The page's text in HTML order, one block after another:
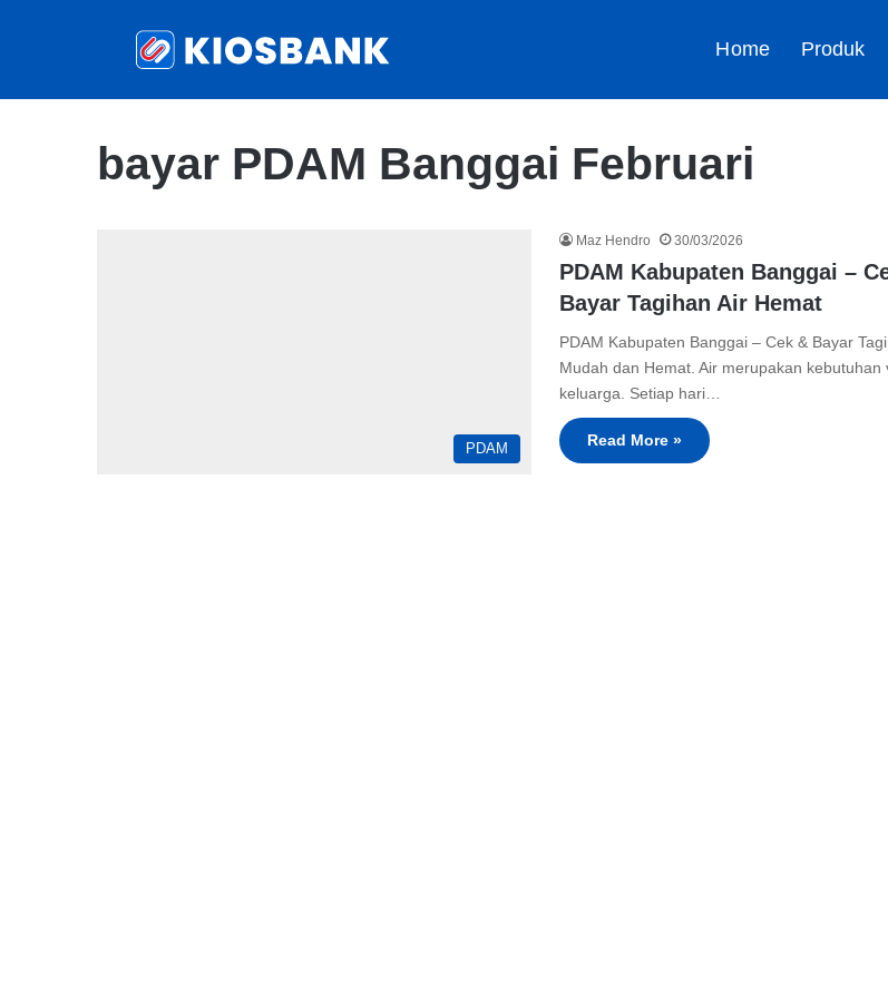
Home Produk
bayar PDAM Banggai Februari
PDAM
Maz Hendro 30/03/2026
PDAM Kabupaten Banggai –
Bayar Tagihan Air Hemat
PDAM Kabupaten Banggai – Cek & Bayar
Mudah dan Hemat. Air merupakan kebutuhan
keluarga. Setiap hari…
Read More »